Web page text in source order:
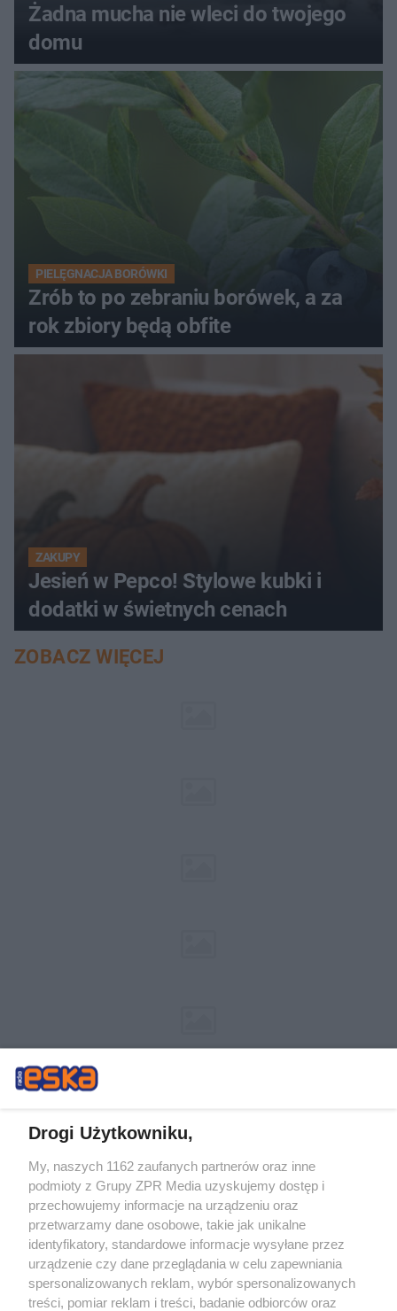
Żadna mucha nie wleci do twojego
domu
PIELĘGNACJA BORÓWKI
Zrób to po zebraniu borówek, a za
rok zbiory będą obfite
ZAKUPY
Jesień w Pepco! Stylowe kubki i
dodatki w świetnych cenach
ZOBACZ WIĘCEJ
Żaden utwór zamieszczony w serwisie nie może być powielany i
rozpowszechniany lub dalej rozpowszechniany w jakikolwiek sposób (w
tym także elektroniczny lub mechaniczny) na jakimkolwiek polu
eksploatacji w jakiejkolwiek formie, włącznie z umieszczaniem w Internecie
bez pisemnej zgody właściciela praw. Jakiekolwiek użycie lub
wykorzystanie utworów w całości lub w części z naruszeniem prawa, tzn.
bez właściwej zgody, jest zabronione pod groźbą kary i może być ścigane
prawnie.
Drogi Użytkowniku,
My, naszych 1162 zaufanych partnerów oraz inne
podmioty z Grupy ZPR Media uzyskujemy dostęp i
przechowujemy informacje na urządzeniu oraz
przetwarzamy dane osobowe, takie jak unikalne
identyfikatory, standardowe informacje wysyłane przez
urządzenie czy dane przeglądania w celu zapewniania
spersonalizowanych reklam, wybór spersonalizowanych
treści, pomiar reklam i treści, badanie odbiorców oraz